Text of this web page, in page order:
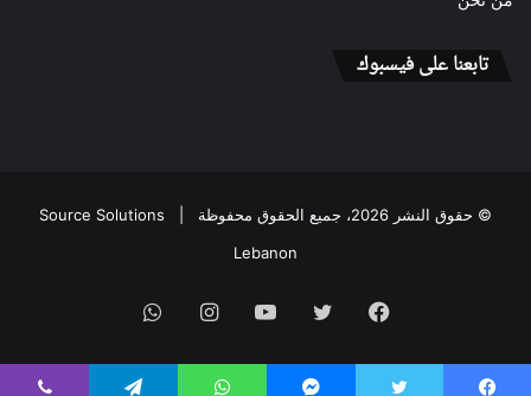
تابعنا على فيسبوك
© حقوق النشر 2026، جميع الحقوق محفوظة |
Source Solutions
Lebanon
فيسبوك تويتر يوتيوبانستقرامواتساب